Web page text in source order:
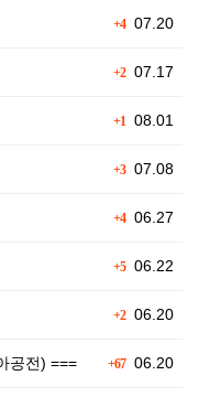
+407.20
+207.17
+1 08.01
+307.08
+406.27
+506.22
+206.20
+6706.20
공전) ===